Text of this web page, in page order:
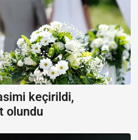
keçirildi,
olundu